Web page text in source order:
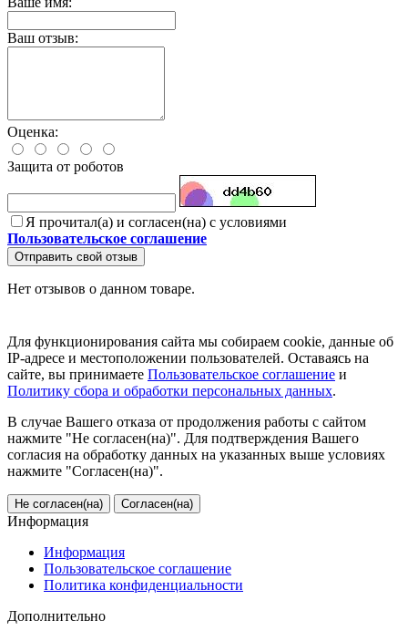
Ваш отзыв:
Оценка:
Защита от роботов
Я прочитал(а) и согласен(на) с условиями
Пользовательское соглашение
Отправить свой отзыв
Нет отзывов о данном товаре.
Для функционирования сайта мы собираем cookie, данные об
IP-адресе и местоположении пользователей. Оставаясь на
сайте, вы принимаете Пользовательское соглашение и
Политику сбора и обработки персональных данных.
В случае Вашего отказа от продолжения работы с сайтом
нажмите "Не согласен(на)". Для подтверждения Вашего
согласия на обработку данных на указанных выше условиях
нажмите "Согласен(на)".
Не согласен(на) Согласен(на)
Информация
Информация
Пользовательское соглашение
Политика конфиденциальности
Дополнительно